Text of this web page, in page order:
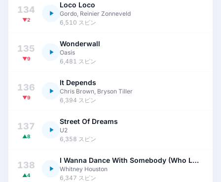
134
▼2
Loco Loco
Gordo, Reinier Zonneveld
6,510 スピン
135
▼9
Wonderwall
Oasis
6,481 スピン
136
▼9
It Depends
Chris Brown, Bryson Tiller
6,394 スピン
137
▲8
Street Of Dreams
U2
6,358 スピン
138
▲4
I Wanna Dance With Somebody (Who Loves Me)
Whitney Houston
6,347 スピン